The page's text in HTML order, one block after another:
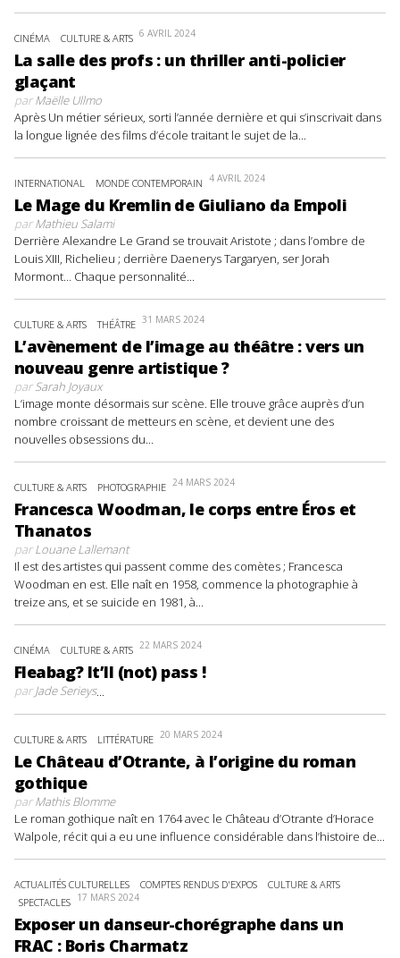
CINÉMA CULTURE & ARTS 6 AVRIL 2024
La salle des profs : un thriller anti-policier
glaçant
parMaëlle Ullmo
Après Un métier sérieux, sorti l’année dernière et qui s’inscrivait dans
la longue lignée des films d’école traitant le sujet de la...
INTERNATIONAL MONDE CONTEMPORAIN 4 AVRIL 2024
Le Mage du Kremlin de Giuliano da Empoli
parMathieu Salami
Derrière Alexandre Le Grand se trouvait Aristote ; dans l’ombre de
Louis XIII, Richelieu ; derrière Daenerys Targaryen, ser Jorah
Mormont… Chaque personnalité...
CULTURE & ARTS THÉÂTRE 31 MARS 2024
L’avènement de l’image au théâtre : vers un
nouveau genre artistique ?
parSarah Joyaux
L’image monte désormais sur scène. Elle trouve grâce auprès d’un
nombre croissant de metteurs en scène, et devient une des
nouvelles obsessions du...
CULTURE & ARTS PHOTOGRAPHIE 24 MARS 2024
Francesca Woodman, le corps entre Éros et
Thanatos
parLouane Lallemant
Il est des artistes qui passent comme des comètes ; Francesca
Woodman en est. Elle naît en 1958, commence la photographie à
treize ans, et se suicide en 1981, à...
CINÉMA CULTURE & ARTS 22 MARS 2024
Fleabag? It’ll (not) pass !
parJade Serieys...
CULTURE & ARTS LITTÉRATURE 20 MARS 2024
Le Château d’Otrante, à l’origine du roman
gothique
parMathis Blomme
Le roman gothique naît en 1764 avec le Château d’Otrante d’Horace
Walpole, récit qui a eu une influence considérable dans l’histoire de...
ACTUALITÉS CULTURELLES COMPTES RENDUS D'EXPOS
CULTURE & ARTS
SPECTACLES 17 MARS 2024
Exposer un danseur-chorégraphe dans un
FRAC : Boris Charmatz